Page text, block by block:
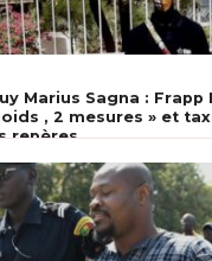
Marius Sagna : Frapp
, 2 mesures » et
repères